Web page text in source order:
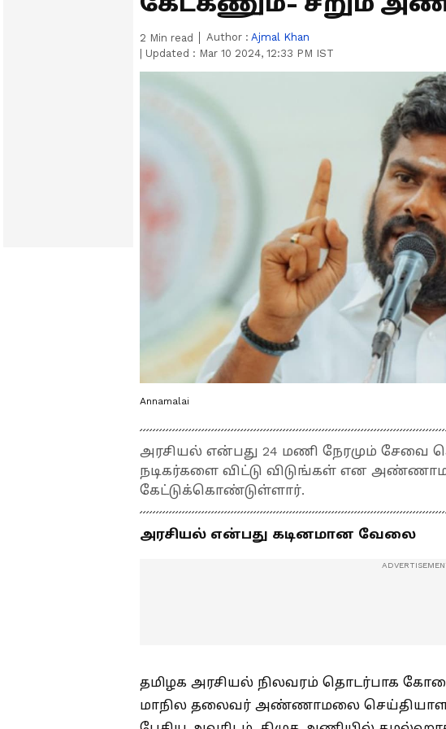
2 Min read Author : Ajmal Khan
Updated : Mar 10 2024, 12:33 PM IST
Annamalai
அரசியல் என்பது 24 மணி நேரமும் சேவை
நடிகர்களை விட்டு விடுங்கள் என
கேட்டுக்கொண்டுள்ளார்.
அரசியல் என்பது கடினமான வேலை
தமிழக அரசியல் நிலவரம் தொடர்பாக
மாநில தலைவர் அண்ணாமலை